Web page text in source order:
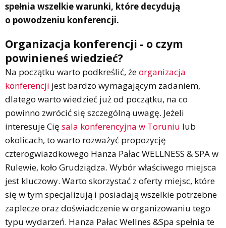
spełnia wszelkie warunki, które decydują
o powodzeniu konferencji.
Organizacja konferencji - o czym
powinieneś wiedzieć?
Na początku warto podkreślić, żeorganizacja
konferencji jest bardzo wymagającym zadaniem,
dlatego warto wiedzieć już od początku, na co
powinno zwrócić się szczególną uwagę. Jeżeli
interesuje Cię sala konferencyjna w Toruniu lub
okolicach, to warto rozważyć propozycję
czterogwiazdkowego Hanza Pałac WELLNESS & SPA w
Rulewie, koło Grudziądza. Wybór właściwego miejsca
jest kluczowy. Warto skorzystać z oferty miejsc, które
się w tym specjalizują i posiadają wszelkie potrzebne
zaplecze oraz doświadczenie w organizowaniu tego
typu wydarzeń. Hanza Pałac Wellnes &Spa spełnia te